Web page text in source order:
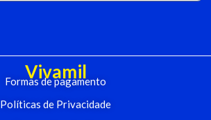
Vivamil
Formas de pagamento
Políticas de Privacidade